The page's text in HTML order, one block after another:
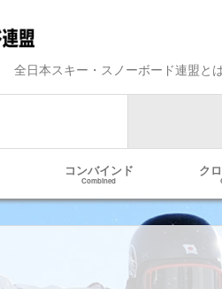
全日本スキー・スノーボード連盟と
コンバインド
Combined
ク